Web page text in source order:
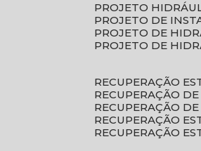
PROJETO
PROJETO DE
PROJETO DE
PROJETO DE
RECUPERAÇÃO
RECUPERAÇÃO
RECUPERAÇÃO
RECUPERAÇÃO
RECUPERAÇÃO